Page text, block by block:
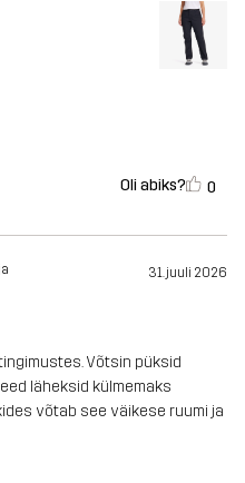
Oli abiks? 0
31. juuli 2026
Võtsin püksid
läheksid külmemaks
võtab see väikese ruumi ja